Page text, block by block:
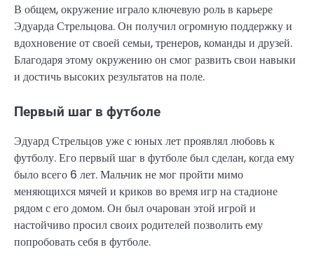
В общем, окружение играло ключевую роль в карьере
Эдуарда Стрельцова. Он получил огромную поддержку и
вдохновение от своей семьи, тренеров, команды и друзей.
Благодаря этому окружению он смог развить свои навыки
и достичь высоких результатов на поле.
Первый шаг в футболе
Эдуард Стрельцов уже с юных лет проявлял любовь к
футболу. Его первый шаг в футболе был сделан, когда ему
было всего 6 лет. Мальчик не мог пройти мимо
меняющихся мячей и криков во время игр на стадионе
рядом с его домом. Он был очарован этой игрой и
настойчиво просил своих родителей позволить ему
попробовать себя в футболе.